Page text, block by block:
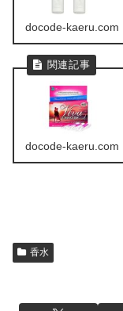
docode-kaeru.com
docode-kaeru.com
香水